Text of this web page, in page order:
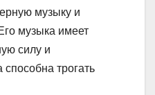
музыку и
музыка имеет
силу и
трогать